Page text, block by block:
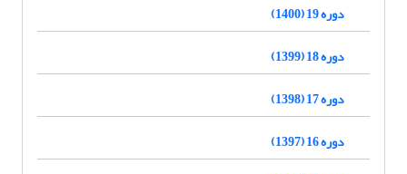
دوره 19 (1400)
دوره 18 (1399)
دوره 17 (1398)
دوره 16 (1397)